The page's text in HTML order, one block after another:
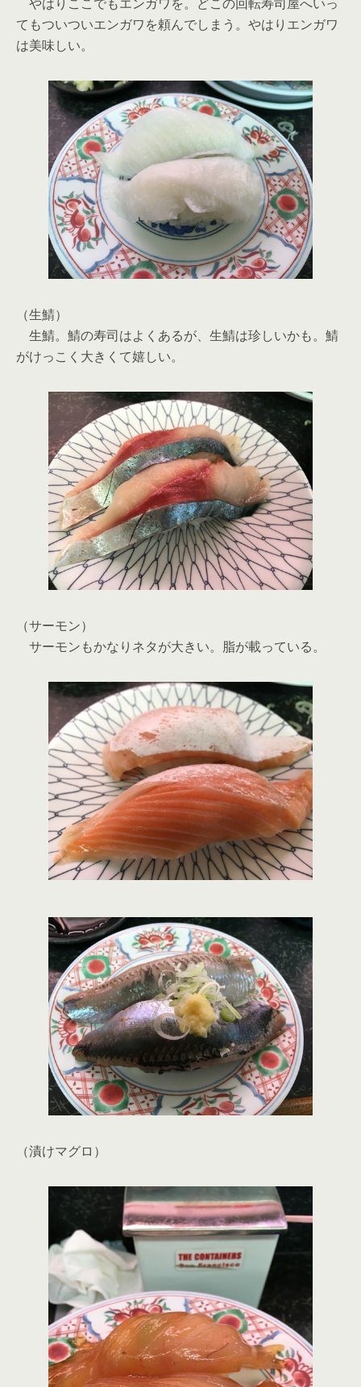
てもついついエンガワを頼んでしまう。やはりエンガワ
は美味しい。
（生鯖）
生鯖。鯖の寿司はよくあるが、生鯖は珍しいかも。鯖
がけっこく大きくて嬉しい。
（サーモン）
サーモンもかなりネタが大きい。脂が載っている。
（漬けマグロ）